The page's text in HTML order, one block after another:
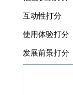
互动性打分
使用体验打分
发展前景打分